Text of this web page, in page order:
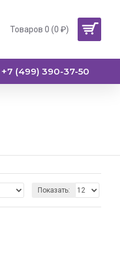
Товаров 0 (0 ₽)
+7 (499) 390-37-50
Показать: